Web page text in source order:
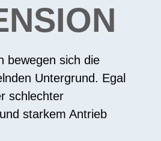
bewegen sich die
Untergrund. Egal
schlechter
starkem Antrieb